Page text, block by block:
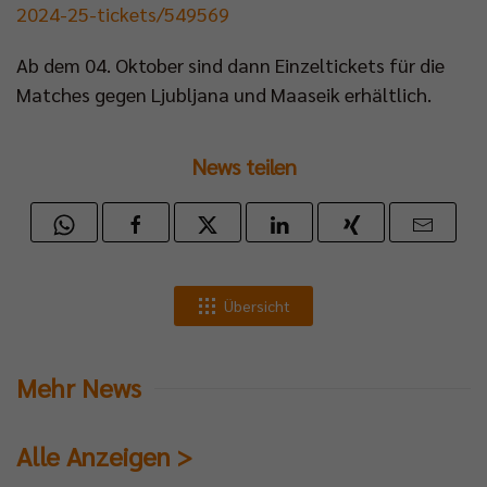
2024-25-tickets/549569
Ab dem 04. Oktober sind dann Einzeltickets für die
Matches gegen Ljubljana und Maaseik erhältlich.
News teilen
Übersicht
Mehr News
Alle Anzeigen >